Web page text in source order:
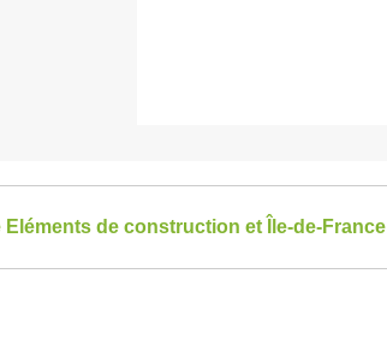
de construction et Île-de-France